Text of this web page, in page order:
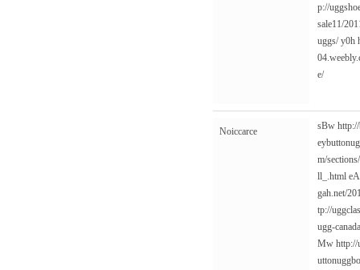
p://
sale11/
uggs/y0h
e/
Noiccarce sBw
m/
ll_.html
gah.net/
tp://
ugg-
Mw http://